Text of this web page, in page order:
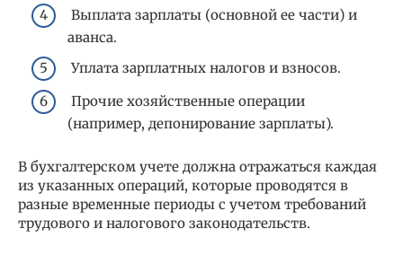
Выплата зарплаты (основной ее части) и
аванса.
Уплата зарплатных налогов и взносов.
Прочие хозяйственные операции
(например, депонирование зарплаты).
В бухгалтерском учете должна отражаться каждая
из указанных операций, которые проводятся в
разные временные периоды с учетом требований
трудового и налогового законодательств.